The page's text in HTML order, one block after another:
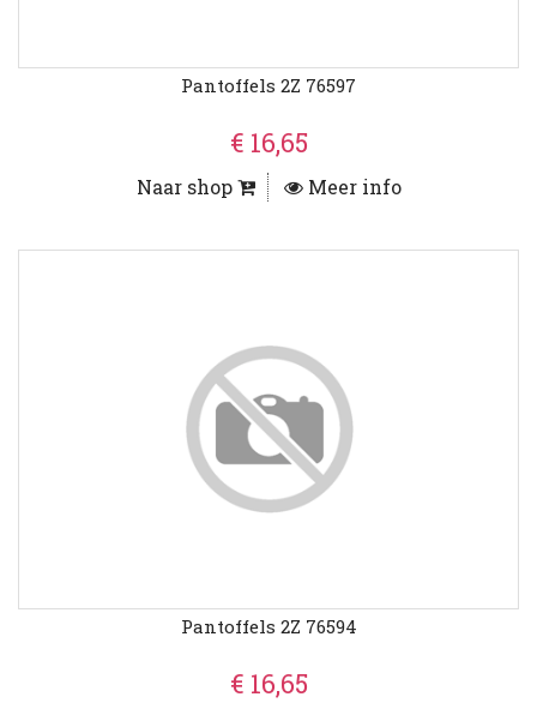
Pantoffels 2Z 76597
€ 16,65
Naar shop Meer info
Pantoffels 2Z 76594
€ 16,65